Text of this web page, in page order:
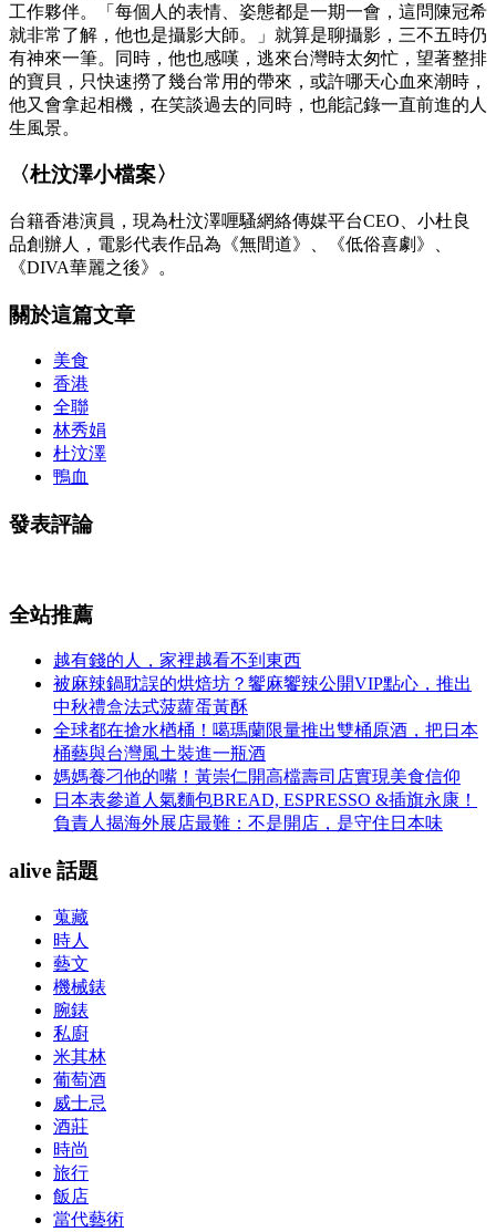
工作夥伴。「每個人的表情、姿態都是一期一會，這問陳冠希
就非常了解，他也是攝影大師。」就算是聊攝影，三不五時仍
有神來一筆。同時，他也感嘆，逃來台灣時太匆忙，望著整排
的寶貝，只快速撈了幾台常用的帶來，或許哪天心血來潮時，
他又會拿起相機，在笑談過去的同時，也能記錄一直前進的人
生風景。
〈杜汶澤小檔案〉
台籍香港演員，現為杜汶澤喱騷網絡傳媒平台CEO、小杜良
品創辦人，電影代表作品為《無間道》、《低俗喜劇》、
《DIVA華麗之後》。
關於這篇文章
美食
香港
全聯
林秀娟
杜汶澤
鴨血
發表評論
全站推薦
越有錢的人，家裡越看不到東西
被麻辣鍋耽誤的烘焙坊？饗麻饗辣公開VIP點心，推出
中秋禮盒法式菠蘿蛋黃酥
全球都在搶水楢桶！噶瑪蘭限量推出雙桶原酒，把日本
桶藝與台灣風土裝進一瓶酒
媽媽養刁他的嘴！黃崇仁開高檔壽司店實現美食信仰
日本表參道人氣麵包BREAD, ESPRESSO &插旗永康！
負責人揭海外展店最難：不是開店，是守住日本味
alive 話題
蒐藏
時人
藝文
機械錶
腕錶
私廚
米其林
葡萄酒
威士忌
酒莊
時尚
旅行
飯店
當代藝術